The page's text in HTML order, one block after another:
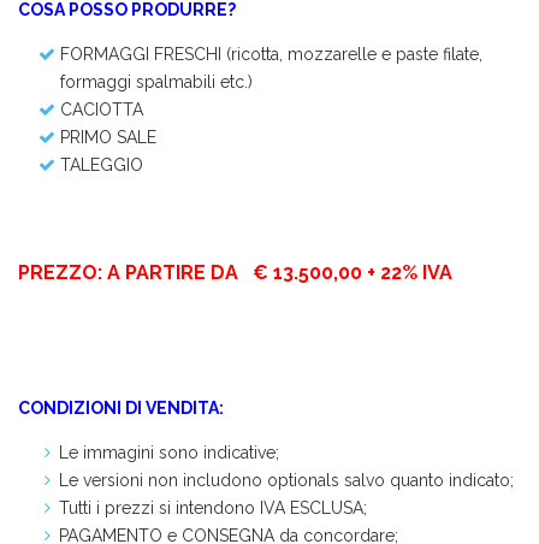
COSA POSSO PRODURRE?
FORMAGGI FRESCHI (ricotta, mozzarelle e paste filate,
formaggi spalmabili etc.)
CACIOTTA
PRIMO SALE
TALEGGIO
PREZZO: A PARTIRE DA € 13.500,00 + 22% IVA
CONDIZIONI DI VENDITA:
Le immagini sono indicative;
Le versioni non includono optionals salvo quanto indicato;
Tutti i prezzi si intendono IVA ESCLUSA;
PAGAMENTO e CONSEGNA da concordare;